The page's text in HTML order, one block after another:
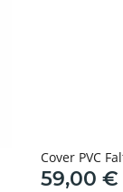
Cover PVC
59,00 €